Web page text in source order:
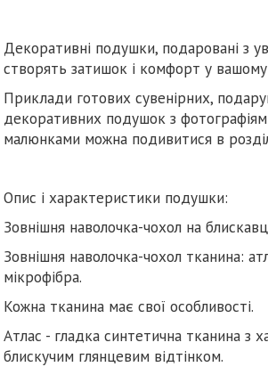
Декоративні подушки, подаровані з
створять затишок і комфорт у
Приклади готових сувенірних,
декоративних подушок з
малюнками можна подивитися в
Опис і характеристики подушки:
Зовнішня наволочка-чохол на
Зовнішня наволочка-чохол тканина:
мікрофібра.
Кожна тканина має свої особливості.
Атлас - гладка синтетична тканина з
блискучим глянцевим відтінком.